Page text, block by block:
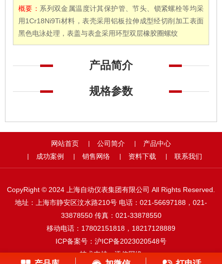
概要： 系列双金属温度计其保护管、节头、锁紧螺栓等均采
用1Cr18Ni9Ti材料，表壳采用铝板拉伸成型经切削加工表面
黑色电泳处理，表盖与表盒采用环型双层橡胶圈螺纹
产品简介
规格参数
网站首页 | 公司简介 | 产品中心
| 成功案例 | 销售网络 | 资料下载 | 联系我们
CopyRight © 2024 上海自动仪表集团有限公司 All Rights Reserved.
地址：上海市静安区汶水路210号 电话：021-56697188，021-
33878550 传真：021-33878550
移动电话：17802151818，18217128889
ICP备案号： 沪ICP备2023020548号
技术支持：添信网络